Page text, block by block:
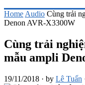
Home Audio Cùng trải
Denon AVR-X3300W
Cùng trải
mẫu ampli
19/11/2018 · by Lê Tuấn